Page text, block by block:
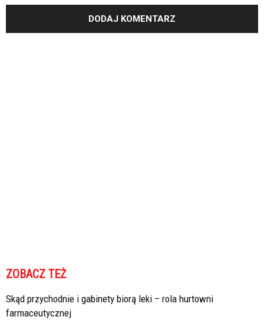
ZOBACZ TEŻ
Skąd przychodnie i gabinety biorą leki – rola hurtowni
farmaceutycznej